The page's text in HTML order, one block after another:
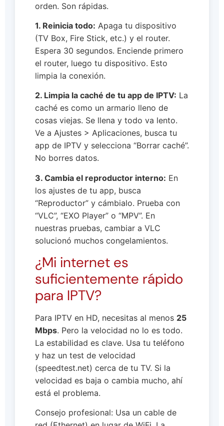
orden. Son rápidas.
1. Reinicia todo: Apaga tu dispositivo
(TV Box, Fire Stick, etc.) y el router.
Espera 30 segundos. Enciende primero
el router, luego tu dispositivo. Esto
limpia la conexión.
2. Limpia la caché de tu app de IPTV: La
caché es como un armario lleno de
cosas viejas. Se llena y todo va lento.
Ve a Ajustes > Aplicaciones, busca tu
app de IPTV y selecciona “Borrar caché”.
No borres datos.
3. Cambia el reproductor interno: En
los ajustes de tu app, busca
“Reproductor” y cámbialo. Prueba con
“VLC”, “EXO Player” o “MPV”. En
nuestras pruebas, cambiar a VLC
solucionó muchos congelamientos.
¿Mi internet es
suficientemente rápido
para IPTV?
Para IPTV en HD, necesitas al menos 25
Mbps. Pero la velocidad no lo es todo.
La estabilidad es clave. Usa tu teléfono
y haz un test de velocidad
(speedtest.net) cerca de tu TV. Si la
velocidad es baja o cambia mucho, ahí
está el problema.
Consejo profesional: Usa un cable de